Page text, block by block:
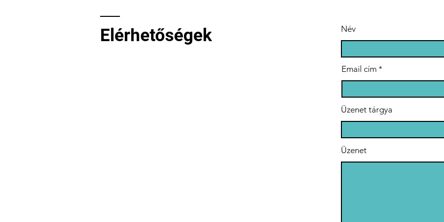
Elérhetőségek Név
Email cím
Üzenet tárgya
Üzenet